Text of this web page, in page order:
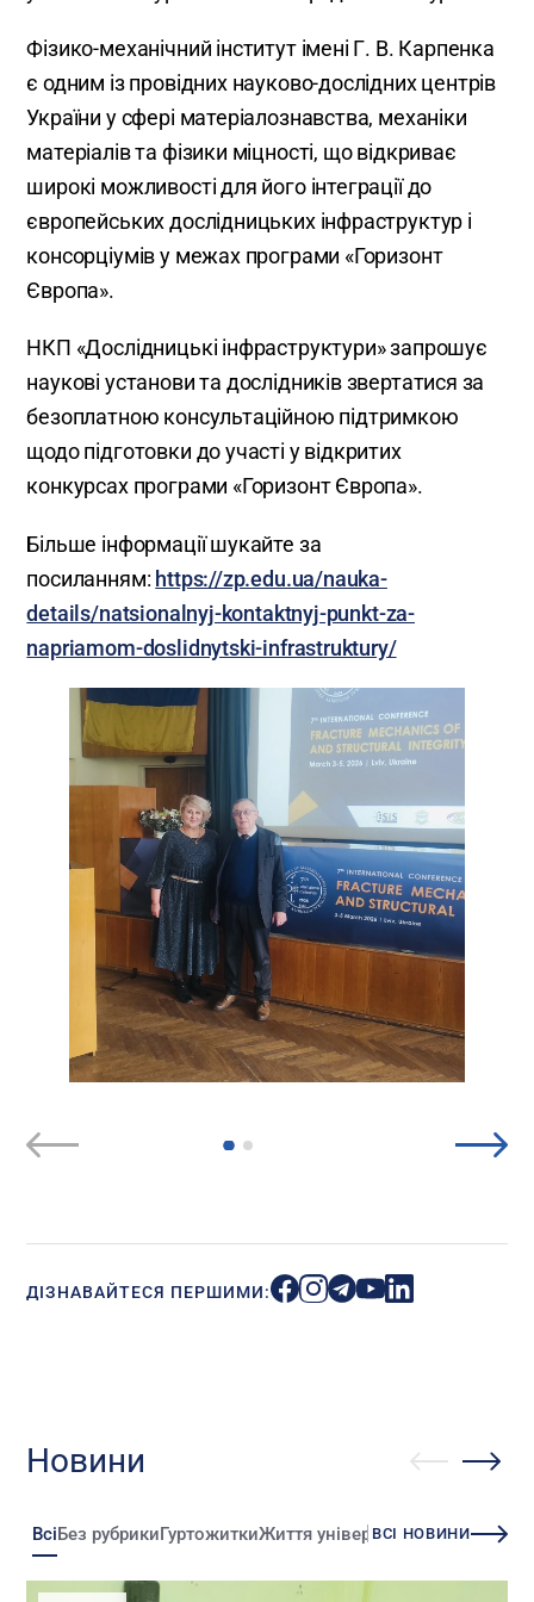
Фізико-механічний інститут імені Г. В. Карпенка
є одним із провідних науково-дослідних центрів
України у сфері матеріалознавства, механіки
матеріалів та фізики міцності, що відкриває
широкі можливості для його інтеграції до
європейських дослідницьких інфраструктур і
консорціумів у межах програми «Горизонт
Європа».
НКП «Дослідницькі інфраструктури» запрошує
наукові установи та дослідників звертатися за
безоплатною консультаційною підтримкою
щодо підготовки до участі у відкритих
конкурсах програми «Горизонт Європа».
Більше інформації шукайте за
посиланням: https://zp.edu.ua/nauka-
details/natsionalnyj-kontaktnyj-punkt-za-
napriamom-doslidnytski-infrastruktury/
ДІЗНАВАЙТЕСЯ ПЕРШИМИ:
Новини
ВсіБез рубрикиГуртожиткиЖиття університетуЗміни
ВСІ НОВИНИ